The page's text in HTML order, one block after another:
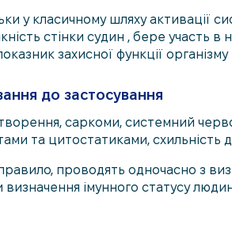
у класичному шляху активації
стінки судин , бере участь в
захисної функції
до застосування
саркоми, системний
та цитостатиками, схильність
проводять одночасно з
імунного статусу